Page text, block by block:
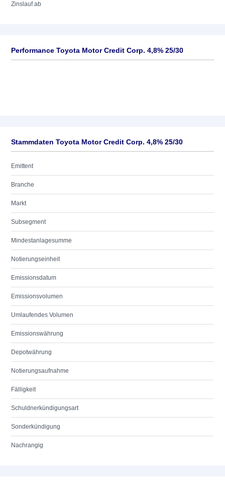
Zinslauf ab
Performance Toyota Motor Credit Corp. 4,8% 25/30
Stammdaten Toyota Motor Credit Corp. 4,8% 25/30
Emittent
Branche
Markt
Subsegment
Mindestanlagesumme
Notierungseinheit
Emissionsdatum
Emissionsvolumen
Umlaufendes Volumen
Emissionswährung
Depotwährung
Notierungsaufnahme
Fälligkeit
Schuldnerkündigungsart
Sonderkündigung
Nachrangig